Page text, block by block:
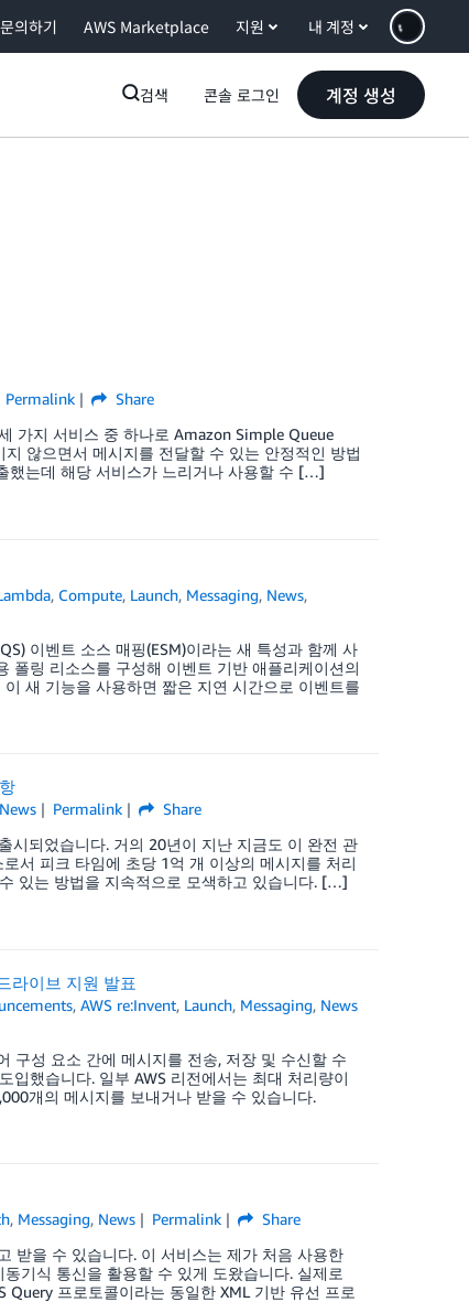
문의하기 AWS Marketplace 지원 내 계정
검색 콘솔 로그인 계정 생성
Permalink
Share
가지 서비스 중 하나로 Amazon Simple Queue
않으면서 메시지를 전달할 수 있는 안정적인 방법
했는데 해당 서비스가 느리거나 사용할 수 […]
, Compute, Launch, Messaging, News,
이벤트 소스 매핑(ESM)이라는 새 특성과 함께 사
폴링 리소스를 구성해 이벤트 기반 애플리케이션의
새 기능을 사용하면 짧은 지연 시간으로 이벤트를
News Permalink
Share
시되었습니다. 거의 20년이 지난 지금도 이 완전 관
서 피크 타임에 초당 1억 개 이상의 메시지를 처리
있는 방법을 지속적으로 모색하고 있습니다. […]
라이브 지원 발표
,AWS re:Invent, Launch, Messaging, News
구성 요소 간에 메시지를 전송, 저장 및 수신할 수
입했습니다. 일부 AWS 리전에서는 최대 처리량이
개의 메시지를 보내거나 받을 수 있습니다.
, Messaging, News Permalink
Share
받을 수 있습니다. 이 서비스는 제가 처음 사용한
기식 통신을 활용할 수 있게 도왔습니다. 실제로
프로토콜이라는 동일한 XML 기반 유선 프로